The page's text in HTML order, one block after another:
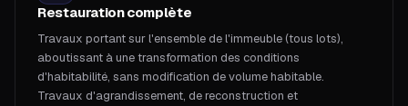
Restauration complète
Travaux portant sur l'ensemble de l'immeuble (tous lots),
aboutissant à une transformation des conditions
d'habitabilité, sans modification de volume habitable.
Travaux d'agrandissement, de reconstruction et